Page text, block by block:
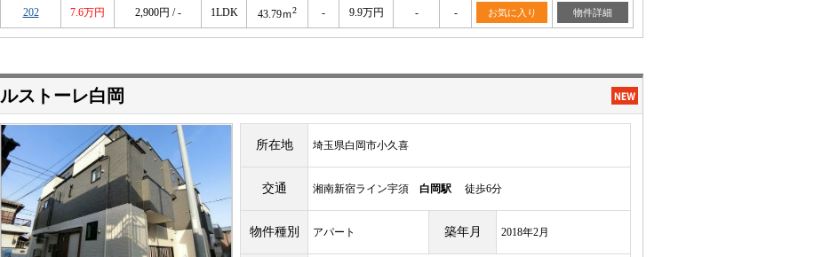
202 7.6万円 2,900円 / - 1LDK 43.79ｍ2 - 9.9万円 - - お気に入り 物件詳細
ルストーレ白岡
所在地 埼玉県白岡市小久喜
交通 湘南新宿ライン宇須 白岡駅 徒歩6分
物件種別 アパート 築年月 2018年2月